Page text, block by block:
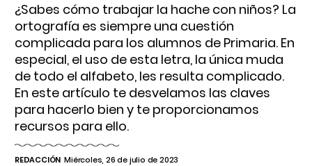
¿Sabes cómo trabajar la hache con niños? La
ortografía es siempre una cuestión
complicada para los alumnos de Primaria. En
especial, el uso de esta letra, la única muda
de todo el alfabeto, les resulta complicado.
En este artículo te desvelamos las claves
para hacerlo bien y te proporcionamos
recursos para ello.
REDACCIÓN Miércoles, 26 de julio de 2023